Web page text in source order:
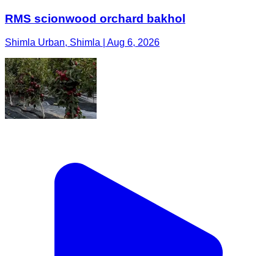
RMS scionwood orchard bakhol
Shimla Urban, Shimla | Aug 6, 2026